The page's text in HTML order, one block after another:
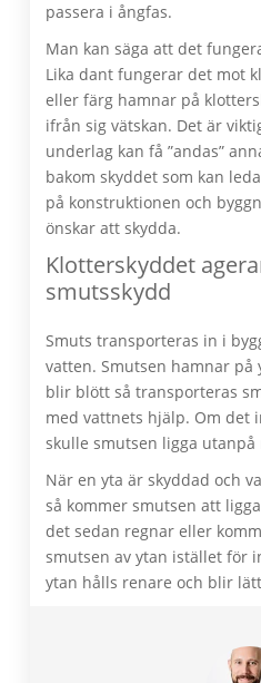
passera i ångfas.
Man kan säga att det
Lika dant fungerar det mot
eller färg hamnar på
ifrån sig vätskan. Det är
underlag kan få ”andas”
bakom skyddet som kan
på konstruktionen och
önskar att skydda.
Klotterskyddet
smutsskydd
Smuts transporteras in i
vatten. Smutsen hamnar på
blir blött så transporteras
med vattnets hjälp. Om det
skulle smutsen ligga utanpå
När en yta är skyddad och
så kommer smutsen att
det sedan regnar eller
smutsen av ytan istället för
ytan hålls renare och blir